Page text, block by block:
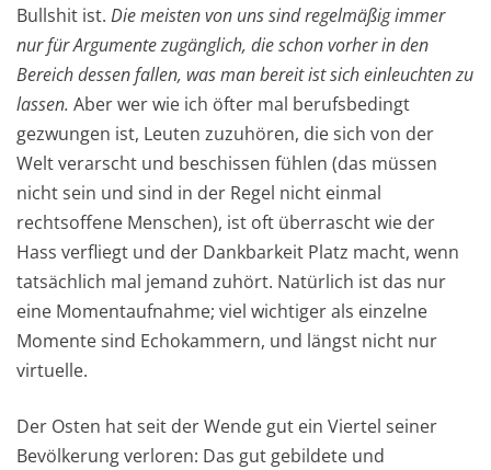
Bullshit ist. Die meisten von uns sind regelmäßig immer
nur für Argumente zugänglich, die schon vorher in den
Bereich dessen fallen, was man bereit ist sich einleuchten zu
lassen. Aber wer wie ich öfter mal berufsbedingt
gezwungen ist, Leuten zuzuhören, die sich von der
Welt verarscht und beschissen fühlen (das müssen
nicht sein und sind in der Regel nicht einmal
rechtsoffene Menschen), ist oft überrascht wie der
Hass verfliegt und der Dankbarkeit Platz macht, wenn
tatsächlich mal jemand zuhört. Natürlich ist das nur
eine Momentaufnahme; viel wichtiger als einzelne
Momente sind Echokammern, und längst nicht nur
virtuelle.
Der Osten hat seit der Wende gut ein Viertel seiner
Bevölkerung verloren: Das gut gebildete und